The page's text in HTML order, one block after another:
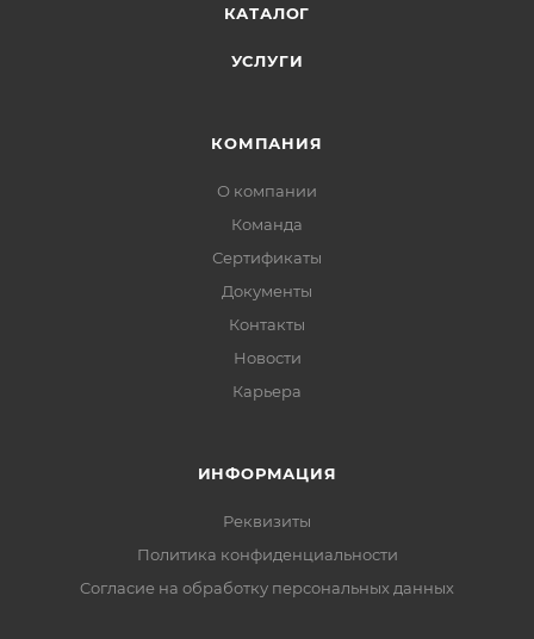
КАТАЛОГ
УСЛУГИ
КОМПАНИЯ
О компании
Команда
Сертификаты
Документы
Контакты
Новости
Карьера
ИНФОРМАЦИЯ
Реквизиты
Политика конфиденциальности
Cогласие на обработку персональных данных